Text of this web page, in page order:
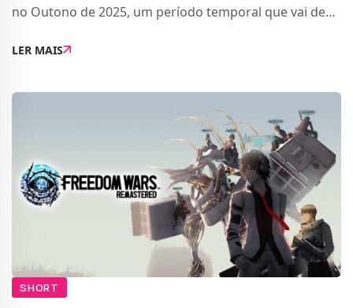
no Outono de 2025, um período temporal que vai de
rumor recente, que afirmava que GTA 6 ia
LER MAIS
SHORT